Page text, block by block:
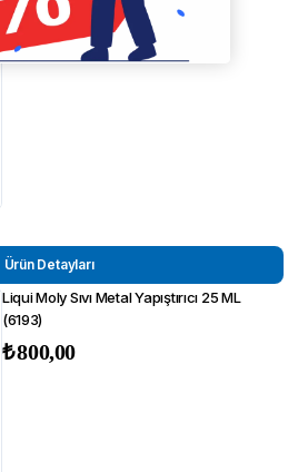
(4390)
₺ 525,00
Ürün Detayları
Liqui Moly Sıvı Metal Yapıştırıcı 25 ML
(6193)
₺800,00